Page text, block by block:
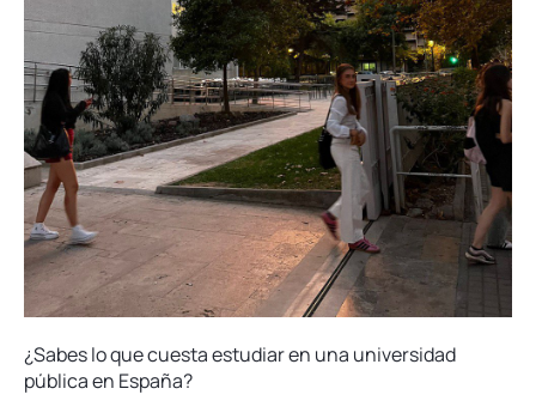
¿Sabes lo que cuesta estudiar en una universidad
pública en España?